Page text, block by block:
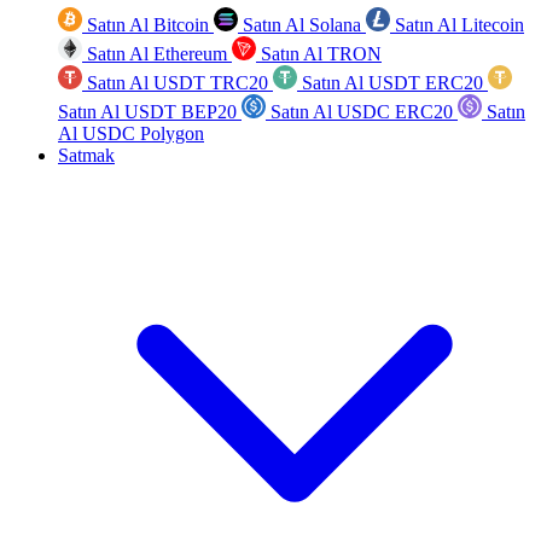
Satın Al Bitcoin Satın Al Solana
Satın Al Litecoin
Satın Al Ethereum
Satın Al TRON
Satın Al USDT TRC20
Satın Al USDT ERC20
Satın Al USDT BEP20
Satın Al USDC ERC20
Satın
Al USDC Polygon
Satmak